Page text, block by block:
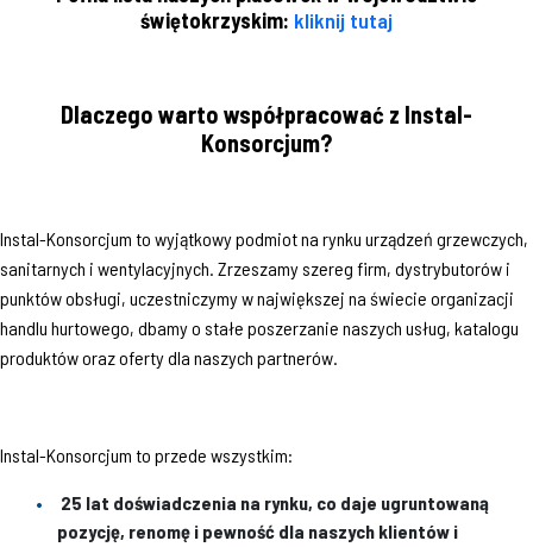
świętokrzyskim: kliknij tutaj
Dlaczego warto współpracować z Instal-
Konsorcjum?
Instal-Konsorcjum to wyjątkowy podmiot na rynku urządzeń grzewczych,
sanitarnych i wentylacyjnych. Zrzeszamy szereg firm, dystrybutorów i
punktów obsługi, uczestniczymy w największej na świecie organizacji
handlu hurtowego, dbamy o stałe poszerzanie naszych usług, katalogu
produktów oraz oferty dla naszych partnerów.
Instal-Konsorcjum to przede wszystkim:
25 lat doświadczenia na rynku, co daje ugruntowaną
pozycję, renomę i pewność dla naszych klientów i